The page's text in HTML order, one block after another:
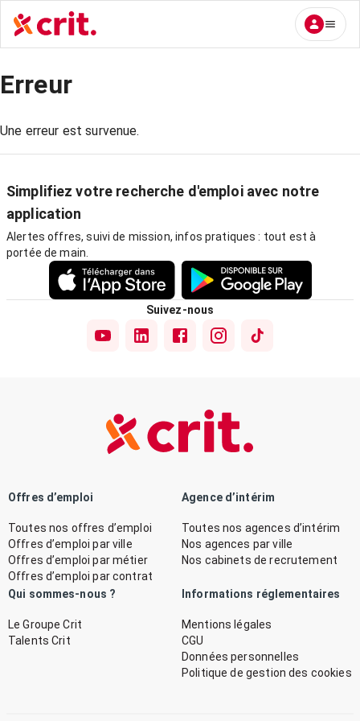
Erreur
Une erreur est survenue.
Simplifiez votre recherche d'emploi avec notre
application
Alertes offres, suivi de mission, infos pratiques : tout est à
portée de main.
Suivez-nous
Offres d’emploi
Toutes nos offres d’emploi
Offres d’emploi par ville
Offres d’emploi par métier
Offres d’emploi par contrat
Agence d’intérim
Toutes nos agences d’intérim
Nos agences par ville
Nos cabinets de recrutement
Qui sommes-nous ?
Le Groupe Crit
Talents Crit
Informations réglementaires
Mentions légales
CGU
Données personnelles
Politique de gestion des cookies